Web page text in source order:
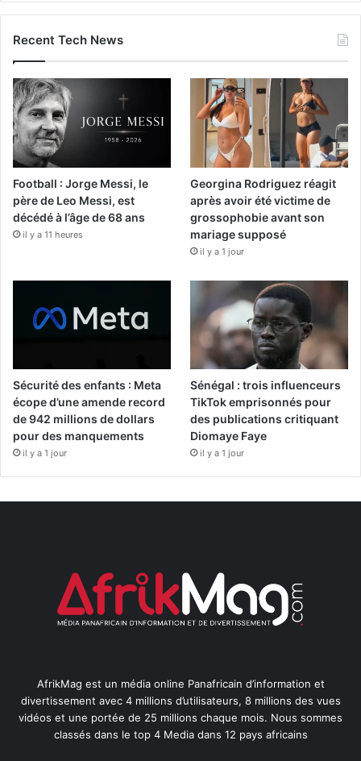
Recent Tech News
Football : Jorge Messi, le
père de Leo Messi, est
décédé à l’âge de 68 ans
il y a 11 heures
Georgina Rodriguez réagit
après avoir été victime de
grossophobie avant son
mariage supposé
il y a 1 jour
Sécurité des enfants : Meta
écope d’une amende record
de 942 millions de dollars
pour des manquements
il y a 1 jour
Sénégal : trois influenceurs
TikTok emprisonnés pour
des publications critiquant
Diomaye Faye
il y a 1 jour
AfrikMag est un média online Panafricain d’information et
divertissement avec 4 millions d’utilisateurs, 8 millions des vues
vidéos et une portée de 25 millions chaque mois. Nous sommes
classés dans le top 4 Media dans 12 pays africains